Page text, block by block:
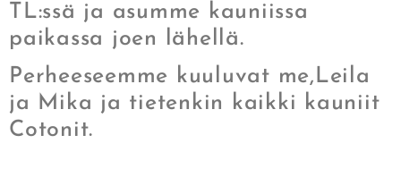
TL:ssä ja asumme kauniissa
paikassa joen lähellä.
Perheeseemme kuuluvat me,Leila
ja Mika ja tietenkin kaikki kauniit
Cotonit.